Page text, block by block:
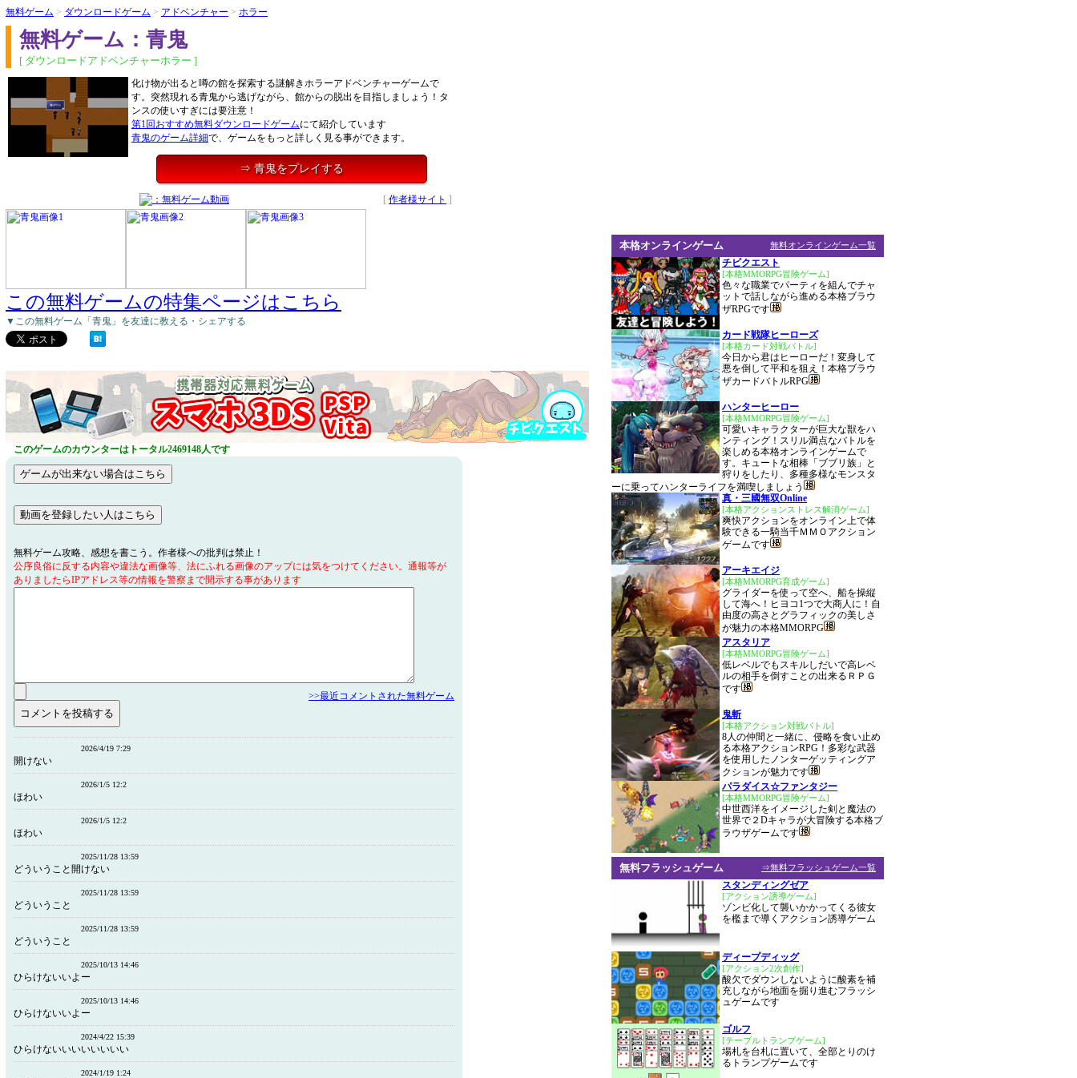
無料ゲーム > ダウンロードゲーム > アドベンチャー > ホラー
無料ゲーム：青鬼
[ ダウンロードアドベンチャーホラー ]
化け物が出ると噂の館を探索する謎解きホラーアドベンチャーゲームで
す。突然現れる青鬼から逃げながら、館からの脱出を目指しましょう！タ
ンスの使いすぎには要注意！
第1回おすすめ無料ダウンロードゲームにて紹介しています
青鬼のゲーム詳細で、ゲームをもっと詳しく見る事ができます。
⇒ 青鬼をプレイする
[ 作者様サイト ]
この無料ゲームの特集ページはこちら
▼この無料ゲーム「青鬼」を友達に教える・シェアする
このゲームのカウンターはトータル2469148人です
無料ゲーム攻略、感想を書こう。作者様への批判は禁止！
公序良俗に反する内容や違法な画像等、法にふれる画像のアップには気をつけてください。通報等が
ありましたらIPアドレス等の情報を警察まで開示する事があります
>>最近コメントされた無料ゲーム
2026/4/19 7:29
開けない
2026/1/5 12:2
ほわい
2026/1/5 12:2
ほわい
2025/11/28 13:59
どういうこと開けない
2025/11/28 13:59
どういうこと
2025/11/28 13:59
どういうこと
2025/10/13 14:46
ひらけないいよー
2025/10/13 14:46
ひらけないいよー
2024/4/22 15:39
ひらけないいいいいいいい
2024/1/19 1:24
無料オンラインゲーム一覧
本格オンラインゲーム
チビクエスト
[本格MMORPG冒険ゲーム]
色々な職業でパーティを組んでチャ
ットで話しながら進める本格ブラウ
ザRPGです
カード戦隊ヒーローズ
[本格カード対戦バトル]
今日から君はヒーローだ！変身して
悪を倒して平和を狙え！本格ブラウ
ザカードバトルRPG
ハンターヒーロー
[本格MMORPG冒険ゲーム]
可愛いキャラクターが巨大な獣をハ
ンティング！スリル満点なバトルを
楽しめる本格オンラインゲームで
す。キュートな相棒「ブブリ族」と
狩りをしたり、多種多様なモンスタ
ーに乗ってハンターライフを満喫しましょう
真・三國無双Online
[本格アクションストレス解消ゲーム]
爽快アクションをオンライン上で体
験できる一騎当千ＭＭＯアクション
ゲームです
アーキエイジ
[本格MMORPG育成ゲーム]
グライダーを使って空へ、船を操縦
して海へ！ヒヨコ1つで大商人に！自
由度の高さとグラフィックの美しさ
が魅力の本格MMORPG
アスタリア
[本格MMORPG冒険ゲーム]
低レベルでもスキルしだいで高レベ
ルの相手を倒すことの出来るＲＰＧ
です
鬼斬
[本格アクション対戦バトル]
8人の仲間と一緒に、侵略を食い止め
る本格アクションRPG！多彩な武器
を使用したノンターゲッティングア
クションが魅力です
パラダイス☆ファンタジー
[本格MMORPG冒険ゲーム]
中世西洋をイメージした剣と魔法の
世界で２Dキャラが大冒険する本格ブ
ラウザゲームです
⇒無料フラッシュゲーム一覧
無料フラッシュゲーム
スタンディングゼア
[アクション誘導ゲーム]
ゾンビ化して襲いかかってくる彼女
を檻まで導くアクション誘導ゲーム
ディープディッグ
[アクション2次創作]
酸欠でダウンしないように酸素を補
充しながら地面を掘り進むフラッシ
ュゲームです
ゴルフ
[テーブルトランプゲーム]
場札を台札に置いて、全部とりのけ
るトランプゲームです